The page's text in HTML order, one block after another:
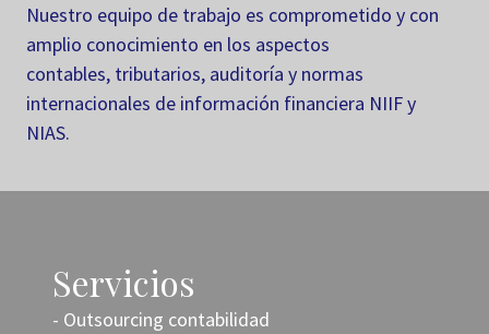
Nuestro equipo de trabajo es comprometido y con
amplio conocimiento en los aspectos
contables, tributarios, auditoría y normas
internacionales de información financiera NIIF y
NIAS.
Servicios
- Outsourcing contabilidad